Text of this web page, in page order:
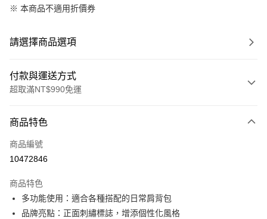
※ 本商品不適用折價券
請選擇商品選項
付款與運送方式
超取滿NT$990免運
信用卡一次付款
超商取貨付款
Apple Pay
商品特色
商品編號
10472846
商品特色
多功能使用：適合各種搭配的日常肩背包
品牌亮點：正面刺繡標誌，增添個性化風格